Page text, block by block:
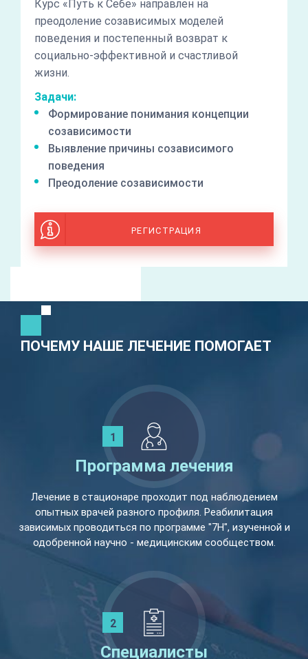
Курс «Путь к Себе» направлен на
преодоление созависимых моделей
поведения и постепенный возврат к
социально-эффективной и счастливой
жизни.
Задачи:
Формирование понимания концепции
созависимости
Выявление причины созависимого
поведения
Преодоление созависимости
РЕГИСТРАЦИЯ
ПОЧЕМУ НАШЕ ЛЕЧЕНИЕ ПОМОГАЕТ
Программа лечения
Лечение в стационаре проходит под наблюдением
опытных врачей разного профиля. Реабилитация
зависимых проводиться по программе "7Н", изученной и
одобренной научно - медицинским сообществом.
Специалисты